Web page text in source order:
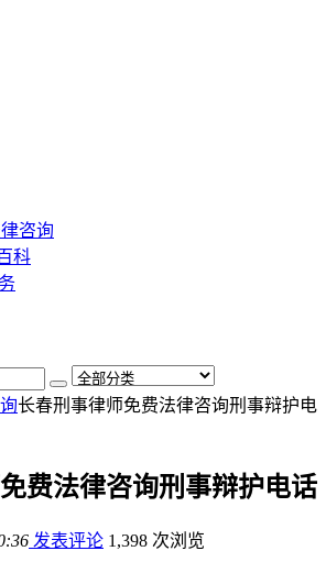
咨询
科
长春刑事律师免费法律咨询刑事辩护电
费法律咨询刑事辩护电话
发表评论 1,398 次浏览